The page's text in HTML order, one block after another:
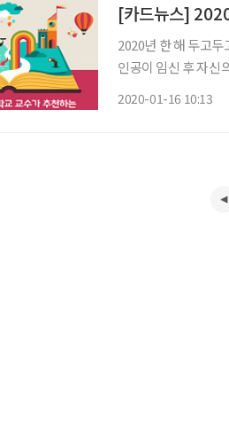
[카드뉴스]
2020년 한 해 두고두고 읽을 만한 책 -
인공이 임신 후 자신
2020-01-16 10:13